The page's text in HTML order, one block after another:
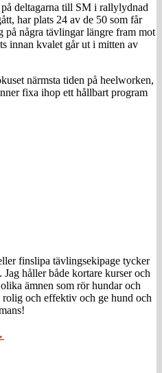
deltagarna till SM i rallylydnad
har plats 24 av de 50 som får
på några tävlingar längre fram mot
innan kvalet går ut i mitten av
närmsta tiden på heelworken,
fixa ihop ett hållbart program
finslipa tävlingsekipage tycker
håller både kortare kurser och
ämnen som rör hundar och
och effektiv och ge hund och